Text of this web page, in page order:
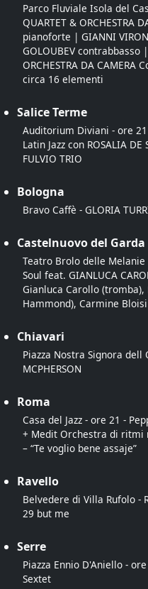
Parco Fluviale Isola del
QUARTET & ORCHESTRA
pianoforte | GIANNI
GOLOUBEV contrabbasso
ORCHESTRA DA
circa 16 elementi
Salice Terme
Auditorium Diviani - ore
Latin Jazz con ROSALIA
FULVIO TRIO
Bologna
Bravo Caffè - GLORIA
Castelnuovo del Garda
Teatro Brolo delle
Soul feat. GIANLUCA
Gianluca Carollo
Hammond), Carmine
Chiavari
Piazza Nostra Signora dell
MCPHERSON
Roma
Casa del Jazz - ore 21 -
+ Medit Orchestra di ritmi
– “Te voglio bene assaje”
Ravello
Belvedere di Villa Rufolo -
29 but me
Serre
Piazza Ennio D'Aniello -
Sextet